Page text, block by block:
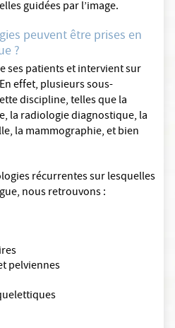
guidées par l’image.
peuvent être prises en
?
ses patients et intervient sur
effet, plusieurs sous-
discipline, telles que la
la radiologie diagnostique, la
la mammographie, et bien
récurrentes sur lesquelles
nous retrouvons :
pelviennes